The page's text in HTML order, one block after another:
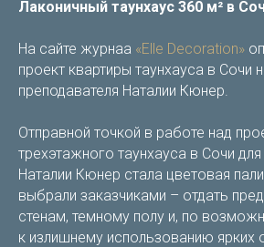
Лаконичный таунхаус 360 м² в
На сайте журнаа «Elle Decoration»
проект квартиры таунхауса в Сочи
преподавателя Наталии Кюнер.
Отправной точкой в работе над
трехэтажного таунхауса в Сочи
Наталии Кюнер стала цветовая
выбрали заказчиками – отдать
стенам, темному полу и, по
к излишнему использованию ярких